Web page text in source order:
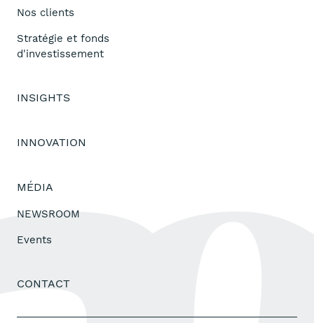
Nos clients
Stratégie et fonds
d'investissement
INSIGHTS
INNOVATION
MÉDIA
NEWSROOM
Events
CONTACT